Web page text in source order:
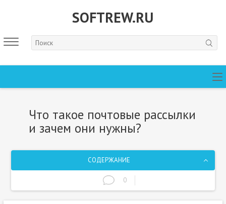
SOFTREW.RU
Что такое почтовые рассылки
и зачем они нужны?
СОДЕРЖАНИЕ
0